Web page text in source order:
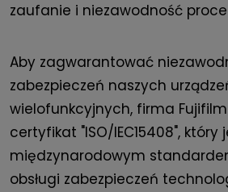
zaufanie i niezawodność
Aby zagwarantować
zabezpieczeń naszych
wielofunkcyjnych, firma Fujifilm
certyfikat "ISO/IEC15408", który
międzynarodowym
obsługi zabezpieczeń